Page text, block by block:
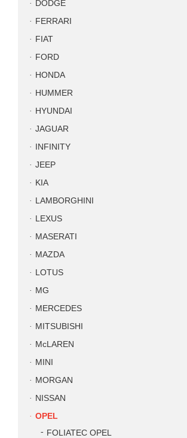
DODGE
FERRARI
FIAT
FORD
HONDA
HUMMER
HYUNDAI
JAGUAR
INFINITY
JEEP
KIA
LAMBORGHINI
LEXUS
MASERATI
MAZDA
LOTUS
MG
MERCEDES
MITSUBISHI
McLAREN
MINI
MORGAN
NISSAN
OPEL
FOLIATEC OPEL